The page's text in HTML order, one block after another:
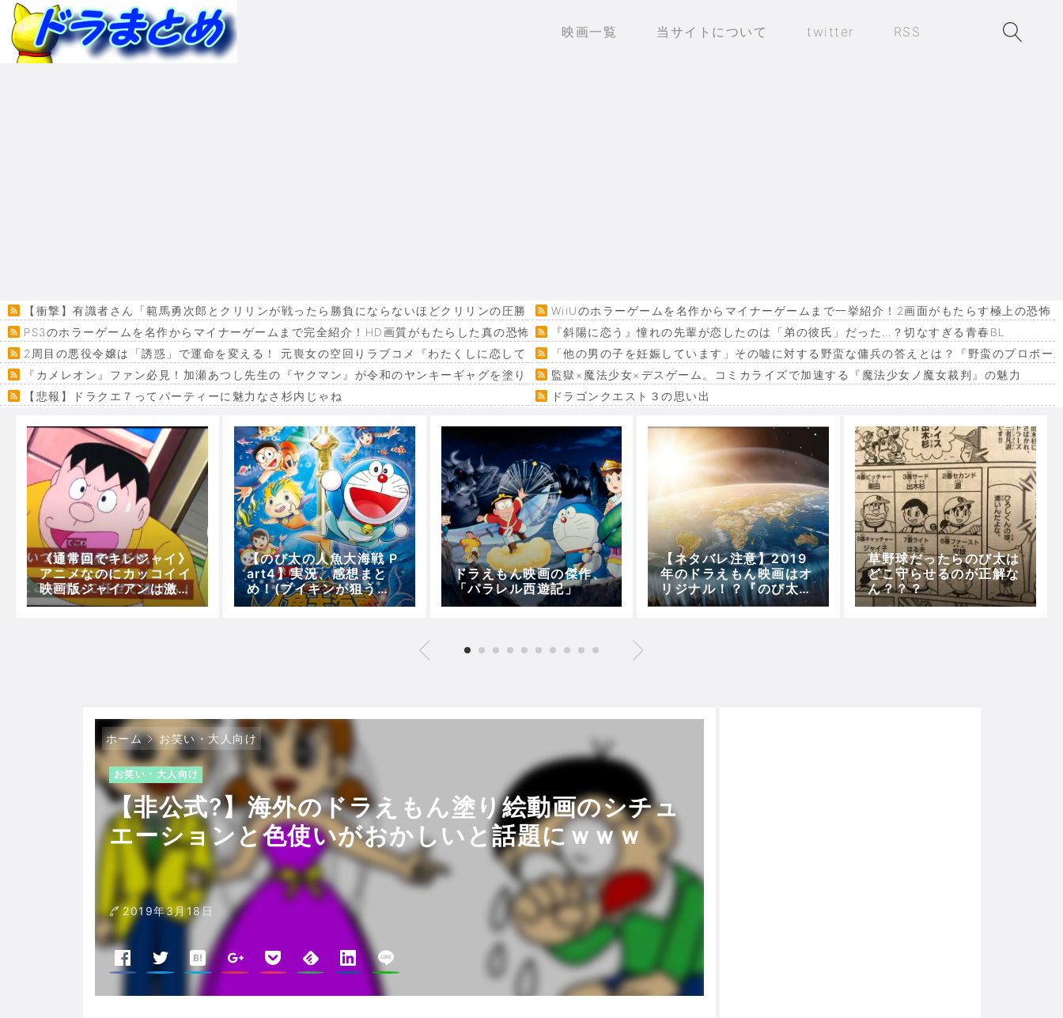
映画一覧 当サイトについて twitter RSS
【衝撃】有識者さん「範馬勇次郎とクリリンが戦ったら勝負にならないほどクリリンの圧勝」wwwWiiUのホラーゲームを名作からマイナーゲームまで一挙紹介！2画面がもたらす極上の恐怖
PS3のホラーゲームを名作からマイナーゲームまで完全紹介！HD画質がもたらした真の恐怖…
『斜陽に恋う』憧れの先輩が恋したのは「弟の彼氏」だった…？切なすぎる青春BL
2周目の悪役令嬢は「誘惑」で運命を変える！ 元喪女の空回りラブコメ『わたくしに恋してください！』「他の男の子を妊娠しています」その嘘に対する野蛮な傭兵の答えとは？『野蛮のプロポー
『カメレオン』ファン必見！加瀬あつし先生の『ヤクマン』が令和のヤンキーギャグを塗り替える監獄×魔法少女×デスゲーム。コミカライズで加速する『魔法少女ノ魔女裁判』の魅力
【悲報】ドラクエ７ってパーティーに魅力なさ杉内じゃね
ドラゴンクエスト３の思い出
Powered by livedoor 相互RSS
《通常回でキレジャイ》
アニメなのにカッコイイ
映画版ジャイアンは激レ
ア！(第1024話『強～い
【のび太の人魚大海戦 P
art4】実況、感想まと
め！(ブイキンが狙う人
魚の剣とは！？～VS怪
ドラえもん映画の傑作、
「パラレル西遊記」
【ネタバレ注意】2019
年のドラえもん映画はオ
リジナル！？『のび太の
宝島』後のヒントでタイ
草野球だったらのび太は
どこ守らせるのが正解な
ん？？？
ホーム お笑い・大人向け
お笑い・大人向け
【非公式?】海外のドラえもん塗り絵動画のシチュ
エーションと色使いがおかしいと話題にｗｗｗ
2019年3月18日